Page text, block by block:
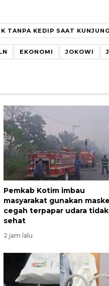
TANPA KEDIP SAAT
EKONOMI JOKOWI
Pemkab Kotim imbau
masyarakat gunakan
cegah terpapar udara tidak
sehat
2 jam lalu